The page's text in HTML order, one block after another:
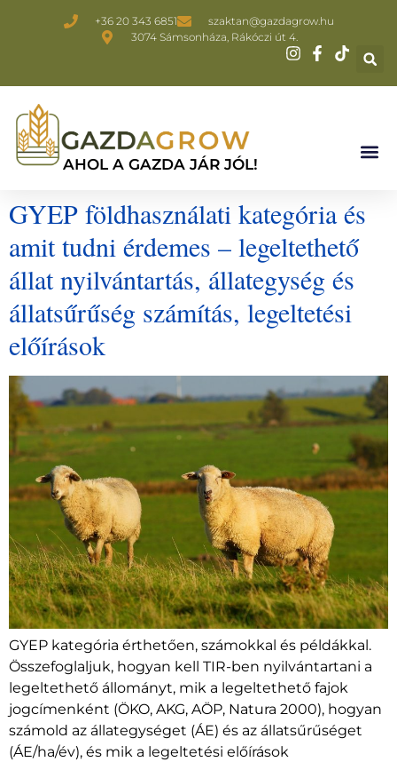
+36 20 343 6851
szaktan@gazdagrow.hu
3074 Sámsonháza, Rákóczi út 4.
AHOL A GAZDA JÁR JÓL!
GYEP földhasználati kategória és
amit tudni érdemes – legeltethető
állat nyilvántartás, állategység és
állatsűrűség számítás, legeltetési
előírások
GYEP kategória érthetően, számokkal és példákkal.
Összefoglaljuk, hogyan kell TIR-ben nyilvántartani a
legeltethető állományt, mik a legeltethető fajok
jogcímenként (ÖKO, AKG, AÖP, Natura 2000), hogyan
számold az állategységet (ÁE) és az állatsűrűséget
(ÁE/ha/év), és mik a legeltetési előírások